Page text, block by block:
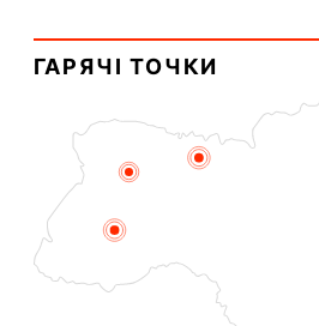
Прп. Полікарпа,
ГАРЯЧІ ТОЧКИ